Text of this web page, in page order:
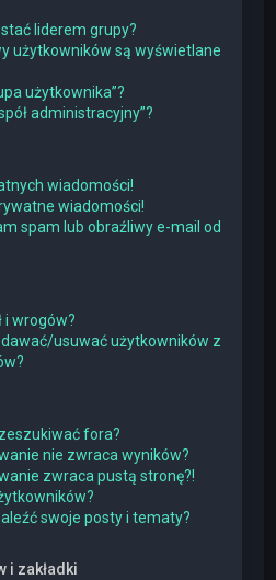
liderem grupy?
użytkowników są wyświetlane
użytkownika”?
administracyjny”?
wiadomości!
wiadomości!
spam lub obraźliwy e-mail od
i wrogów?
usuwać użytkowników z
fora?
nie zwraca wyników?
zwraca pustą stronę?!
swoje posty i tematy?
i zakładki